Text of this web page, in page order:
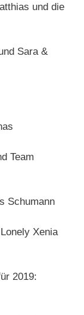
und die
Sara &
Team
Schumann
Xenia
2019: